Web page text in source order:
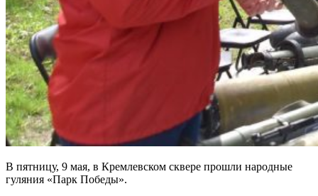
В пятницу, 9 мая, в Кремлевском сквере прошли народные
гуляния «Парк Победы».